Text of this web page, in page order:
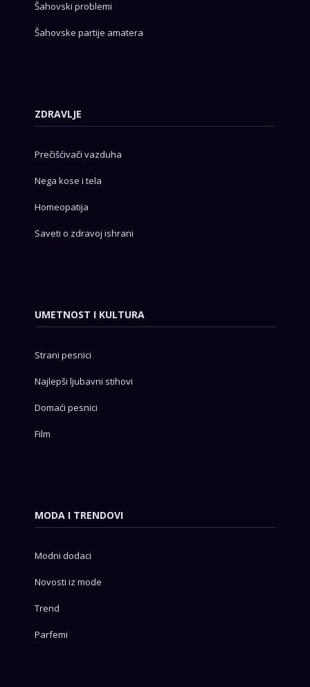
Šahovski problemi
Šahovske partije amatera
ZDRAVLJE
Prečišćivači vazduha
Nega kose i tela
Homeopatija
Saveti o zdravoj ishrani
UMETNOST I KULTURA
Strani pesnici
Najlepši ljubavni stihovi
Domaći pesnici
Film
MODA I TRENDOVI
Modni dodaci
Novosti iz mode
Trend
Parfemi